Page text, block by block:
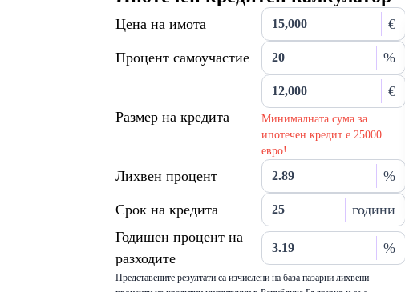
Цена на имота €
Процент самоучастие %
Размер на кредита
€
Минималната сума за
ипотечен кредит е 25000
евро!
Лихвен процент %
Срок на кредита
години
Годишен процент на
разходите
%
Представените резултати са изчислени на база пазарни лихвени